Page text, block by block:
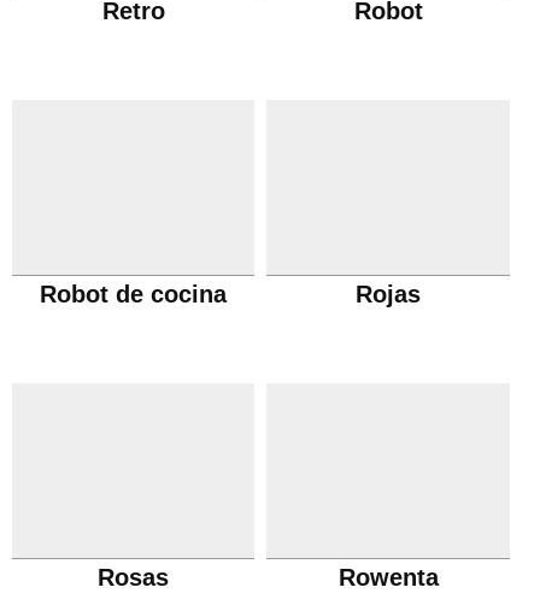
Retro Robot
Robot de cocina Rojas
Rosas Rowenta